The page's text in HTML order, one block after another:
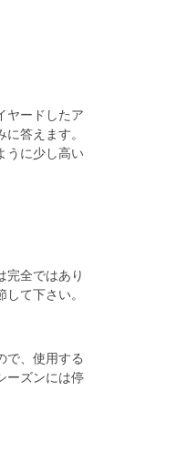
ヤードしたア
答えます。
うに少し高い
完全ではあり
て下さい。
で、使用する
ーズンには停